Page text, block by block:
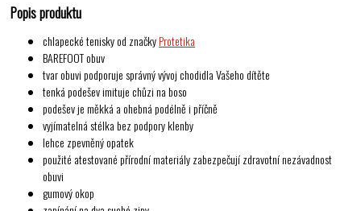
Popis produktu
chlapecké tenisky od značkyProtetika
BAREFOOT obuv
tvar obuvi podporuje správný vývoj chodidla Vašeho dítěte
tenká podešev imituje chůzi na boso
podešev je měkká a ohebná podélně i příčně
vyjímatelná stélka bez podpory klenby
lehce zpevněný opatek
použité atestované přírodní materiály zabezpečují zdravotní nezávadnost
obuvi
gumový okop